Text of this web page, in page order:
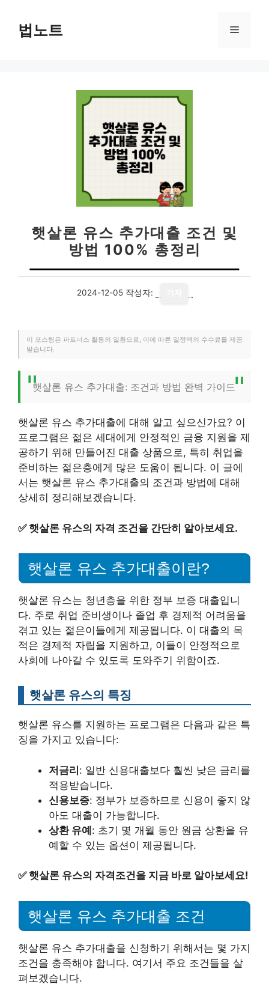
법노트 메
햇살론 유스 추가대출 조건 및
방법 100% 총정리
2024-12-05 작성자:
이 포스팅은 파트너스 활동의 일환으로, 이에 따른 일정액의 수수료를 제공
받습니다.
햇살론 유스 추가대출: 조건과 방법 완벽 가이드
햇살론 유스 추가대출에 대해 알고 싶으신가요? 이
프로그램은 젊은 세대에게 안정적인 금융 지원을 제
공하기 위해 만들어진 대출 상품으로, 특히 취업을
준비하는 젊은층에게 많은 도움이 됩니다. 이 글에
서는 햇살론 유스 추가대출의 조건과 방법에 대해
상세히 정리해보겠습니다.
✅ 햇살론 유스의 자격 조건을 간단히 알아보세요.
햇살론 유스 추가대출이란?
햇살론 유스는 청년층을 위한 정부 보증 대출입니
다. 주로 취업 준비생이나 졸업 후 경제적 어려움을
겪고 있는 젊은이들에게 제공됩니다. 이 대출의 목
적은 경제적 자립을 지원하고, 이들이 안정적으로
사회에 나아갈 수 있도록 도와주기 위함이죠.
햇살론 유스의 특징
햇살론 유스를 지원하는 프로그램은 다음과 같은 특
징을 가지고 있습니다:
저금리: 일반 신용대출보다 훨씬 낮은 금리를
적용받습니다.
신용보증: 정부가 보증하므로 신용이 좋지 않
아도 대출이 가능합니다.
상환 유예: 초기 몇 개월 동안 원금 상환을 유
예할 수 있는 옵션이 제공됩니다.
✅ 햇살론 유스의 자격조건을 지금 바로 알아보세요!
햇살론 유스 추가대출 조건
햇살론 유스 추가대출을 신청하기 위해서는 몇 가지
조건을 충족해야 합니다. 여기서 주요 조건들을 살
펴보겠습니다.